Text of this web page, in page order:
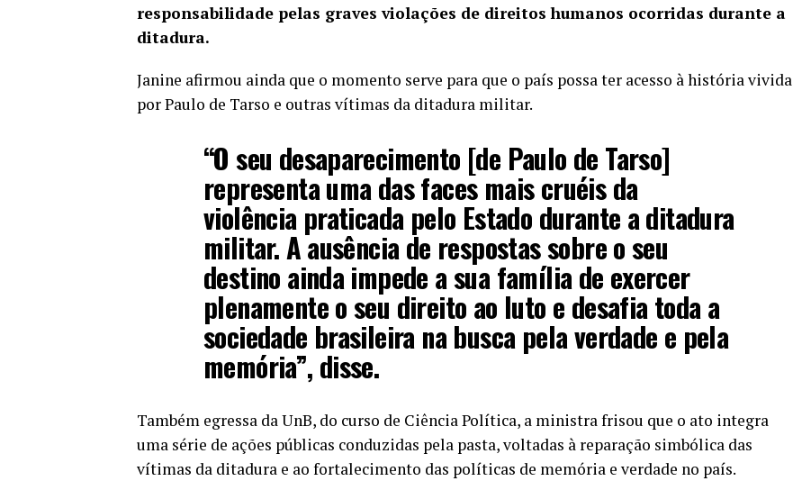
responsabilidade pelas graves violações de direitos humanos ocorridas durante a
ditadura.
Janine afirmou ainda que o momento serve para que o país possa ter acesso à história vivida
por Paulo de Tarso e outras vítimas da ditadura militar.
“O seu desaparecimento [de Paulo de Tarso]
representa uma das faces mais cruéis da
violência praticada pelo Estado durante a ditadura
militar. A ausência de respostas sobre o seu
destino ainda impede a sua família de exercer
plenamente o seu direito ao luto e desafia toda a
sociedade brasileira na busca pela verdade e pela
memória”, disse.
Também egressa da UnB, do curso de Ciência Política, a ministra frisou que o ato integra
uma série de ações públicas conduzidas pela pasta, voltadas à reparação simbólica das
vítimas da ditadura e ao fortalecimento das políticas de memória e verdade no país.